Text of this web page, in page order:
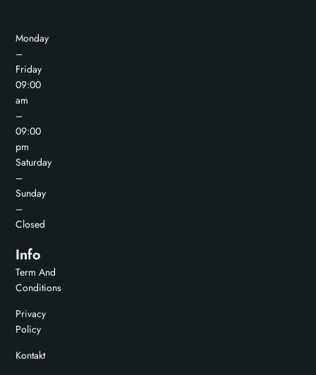
Monday
–
Friday
09:00
am
–
09:00
pm
Saturday
–
Sunday
–
Closed
Info
Term And
Conditions
Privacy
Policy
Kontakt